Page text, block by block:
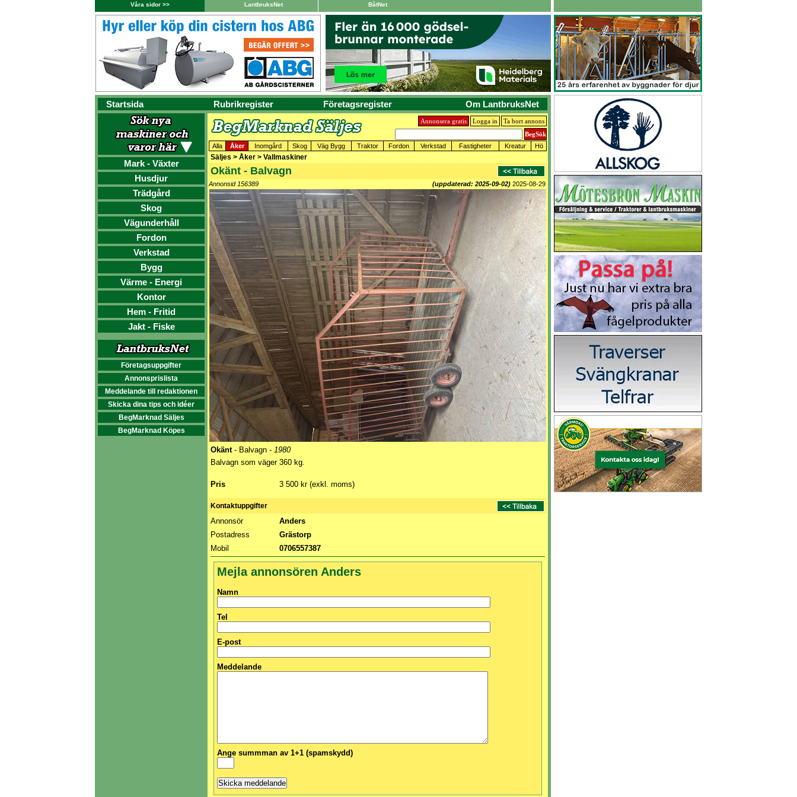
Våra sidor >> LantbruksNet BåtNet
Startsida Rubrikregister Företagsregister Om LantbruksNet
Mark - Växter
Husdjur
Trädgård
Skog
Vägunderhåll
Fordon
Verkstad
Bygg
Värme - Energi
Kontor
Hem - Fritid
Jakt - Fiske
Företagsuppgifter
Annonsprislista
Meddelande till redaktionen
Skicka dina tips och idéer
BegMarknad Säljes
BegMarknad Köpes
Annonsera gratis Logga in Ta bort annons
Alla Åker Inomgård Skog Väg Bygg Traktor Fordon Verkstad Fastigheter Kreatur Hö
Säljes > Åker > Vallmaskiner
Okänt - Balvagn
Annonsid 156389 (uppdaterad: 2025-09-02) 2025-08-29
Okänt- Balvagn - 1980
Balvagn som väger 360 kg.
Pris 3 500 kr (exkl. moms)
Kontaktuppgifter
Annonsör
Anders
Postadress
Grästorp
Mobil
0706557387
Mejla annonsören Anders
Namn
Tel
E-post
Meddelande
Ange summman av 1+1 (spamskydd)